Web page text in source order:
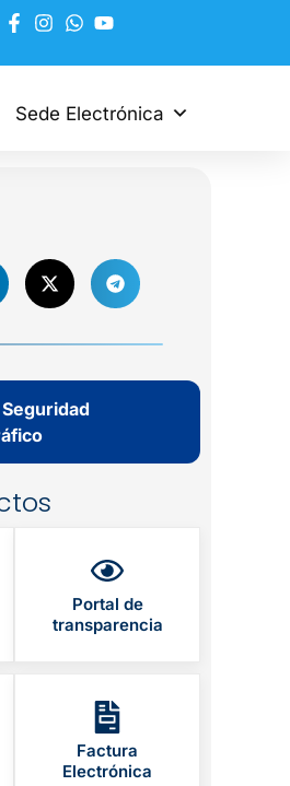
Sede Electrónica
Seguridad
Portal de
transparencia
Factura
Electrónica